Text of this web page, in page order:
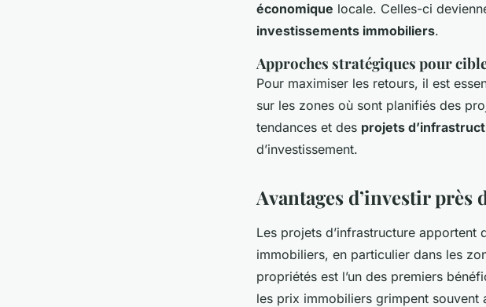
économique locale. Celles-ci
investissements immobiliers.
Approches stratégiques pour
Pour maximiser les retours, il est
sur les zones où sont planifiés des
tendances et des projets
d’investissement.
Avantages d’investir
Les projets d’infrastructure apportent
immobiliers, en particulier dans les
propriétés est l’un des premiers
les prix immobiliers grimpent